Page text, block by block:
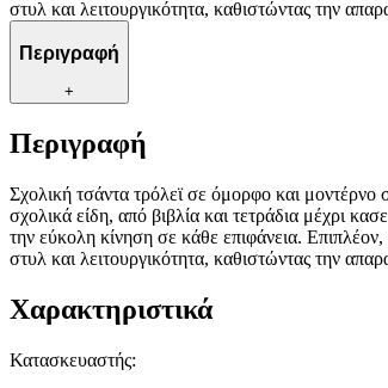
στυλ και λειτουργικότητα, καθιστώντας την
Περιγραφή
+
Περιγραφή
Σχολική τσάντα τρόλεϊ σε όμορφο και
σχολικά είδη, από βιβλία και τετράδια μέχρι
την εύκολη κίνηση σε κάθε επιφάνεια.
στυλ και λειτουργικότητα, καθιστώντας την
Χαρακτηριστικά
Κατασκευαστής: